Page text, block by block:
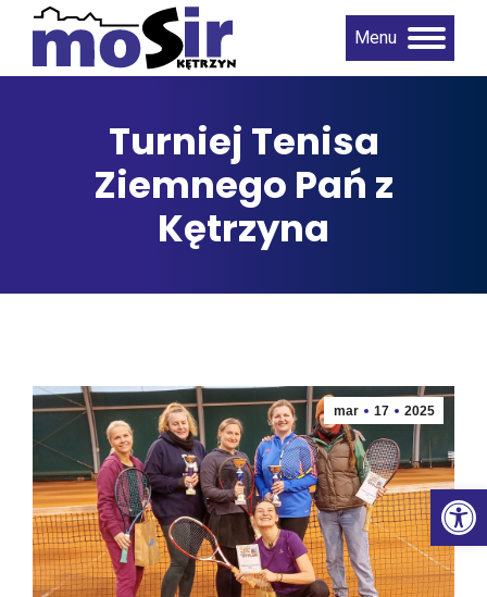
Menu
Turniej Tenisa
Ziemnego Pań z
Kętrzyna
mar 17 2025